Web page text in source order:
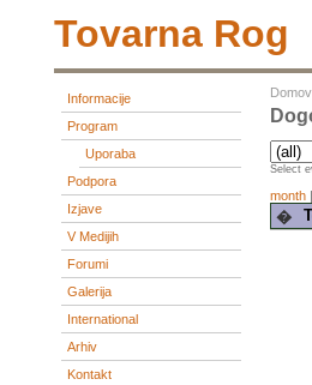
Tovarna Rog
Informacije
Program
Uporaba
Podpora
Izjave
V Medijih
Forumi
Galerija
International
Arhiv
Kontakt
Domov
Select
month |
�